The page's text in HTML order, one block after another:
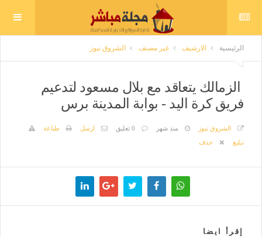
الرئيسية الارشيف غير مصنف الشروق نيوز
الزمالك يتعاقد مع بلال مسعود لتدعيم
فريق كرة اليد - بوابة المدينة برس
الشروق نيوز منذ شهر 0 تعليق ارسل
طباعة
تبليغ
حذف
إقرأ ايضا